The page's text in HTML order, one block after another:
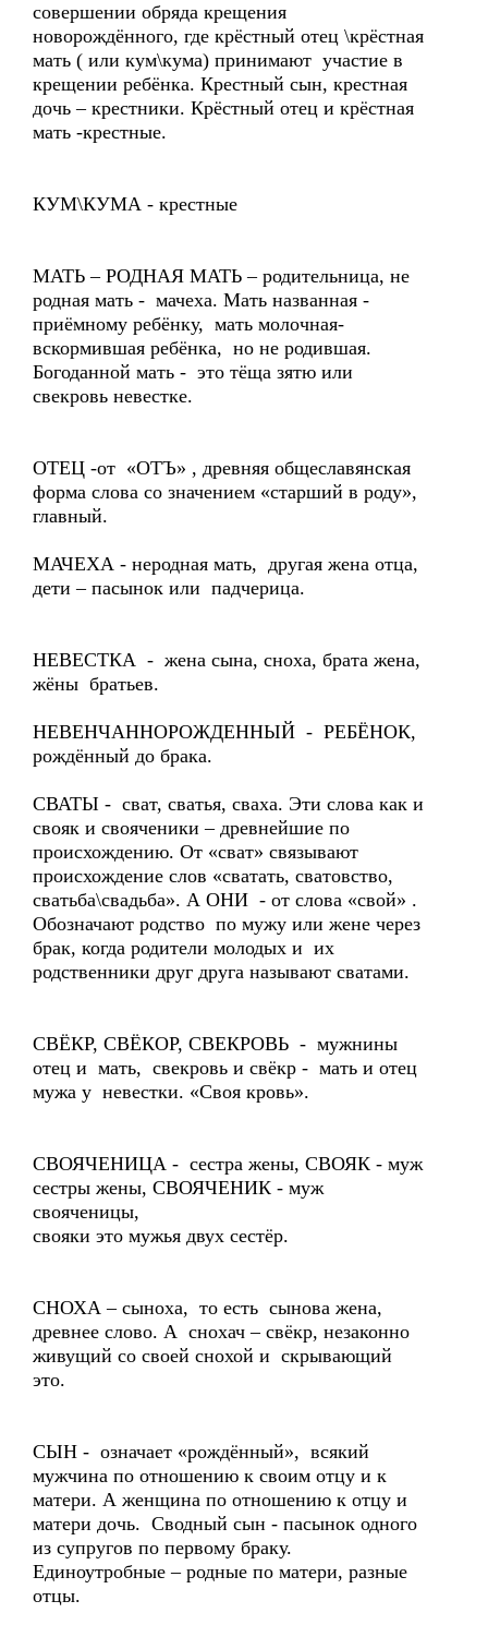
совершении обряда крещения
новорождённого, где крёстный отец \крёстная
мать ( или кум\кума) принимают участие в
крещении ребёнка. Крестный сын, крестная
дочь – крестники. Крёстный отец и крёстная
мать -крестные.
КУМ\КУМА - крестные
МАТЬ – РОДНАЯ МАТЬ – родительница, не
родная мать - мачеха. Мать названная -
приёмному ребёнку, мать молочная-
вскормившая ребёнка, но не родившая.
Богоданной мать - это тёща зятю или
свекровь невестке.
ОТЕЦ -от «ОТЪ» , древняя общеславянская
форма слова со значением «старший в роду»,
главный.
МАЧЕХА - неродная мать, другая жена отца,
дети – пасынок или падчерица.
НЕВЕСТКА - жена сына, сноха, брата жена,
жёны братьев.
НЕВЕНЧАННОРОЖДЕННЫЙ - РЕБЁНОК,
рождённый до брака.
СВАТЫ - сват, сватья, сваха. Эти слова как и
свояк и свояченики – древнейшие по
происхождению. От «сват» связывают
происхождение слов «сватать, сватовство,
сватьба\свадьба». А ОНИ - от слова «свой» .
Обозначают родство по мужу или жене через
брак, когда родители молодых и их
родственники друг друга называют сватами.
СВЁКР, СВЁКОР, СВЕКРОВЬ - мужнины
отец и мать, свекровь и свёкр - мать и отец
мужа у невестки. «Своя кровь».
СВОЯЧЕНИЦА - сестра жены, СВОЯК - муж
сестры жены, СВОЯЧЕНИК - муж
свояченицы,
свояки это мужья двух сестёр.
СНОХА – сыноха, то есть сынова жена,
древнее слово. А снохач – свёкр, незаконно
живущий со своей снохой и скрывающий
это.
СЫН - означает «рождённый», всякий
мужчина по отношению к своим отцу и к
матери. А женщина по отношению к отцу и
матери дочь. Сводный сын - пасынок одного
из супругов по первому браку.
Единоутробные – родные по матери, разные
отцы.